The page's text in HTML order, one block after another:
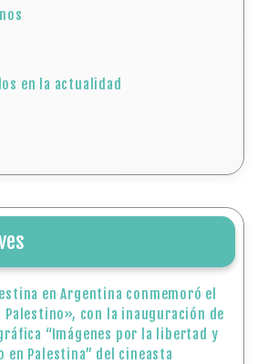
en la actualidad
en Argentina conmemoró el
Palestino», con la inauguración de
“Imágenes por la libertad y
Palestina” del cineasta